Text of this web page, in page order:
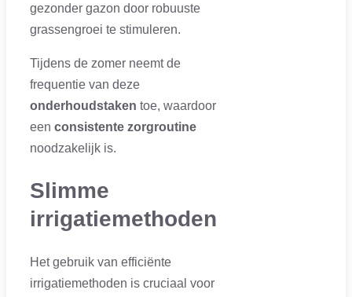
gezonder gazon door robuuste
grassengroei te stimuleren.
Tijdens de zomer neemt de
frequentie van deze
onderhoudstaken toe, waardoor
een consistente zorgroutine
noodzakelijk is.
Slimme
irrigatiemethoden
Het gebruik van efficiënte
irrigatiemethoden is cruciaal voor